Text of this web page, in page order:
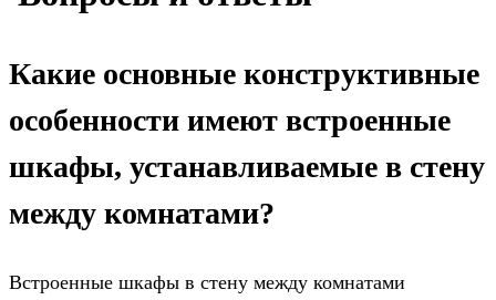
Какие основные конструктивные
особенности имеют встроенные
шкафы, устанавливаемые в стену
между комнатами?
Встроенные шкафы в стену между комнатами